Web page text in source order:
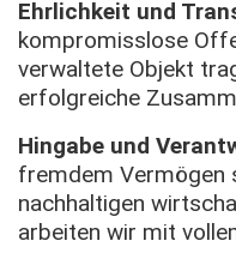
Ehrlichkeit und
kompromisslose
verwaltete Objekt
erfolgreiche
Hingabe und
fremdem Vermögen
nachhaltigen
arbeiten wir mit